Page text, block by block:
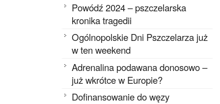
Powódź 2024 – pszczelarska
kronika tragedii
Ogólnopolskie Dni Pszczelarza już
w ten weekend
Adrenalina podawana donosowo –
już wkrótce w Europie?
Dofinansowanie do węzy